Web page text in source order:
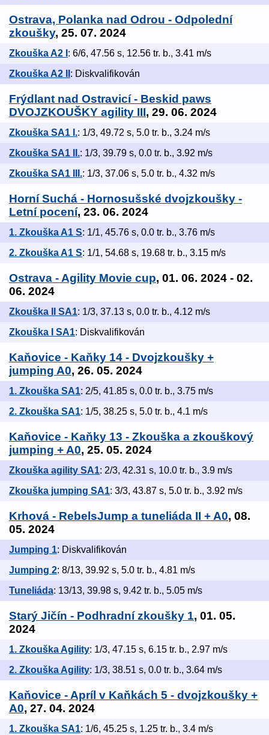
Ostrava, Polanka nad Odrou - Odpolední
zkoušky, 25. 07. 2024
Zkouška A2 I : 6/6, 47.56 s, 12.56 tr. b., 3.41 m/s
Zkouška A2 II : Diskvalifikován
Frýdlant nad Ostravicí - Beskid paws
DVOJZKOUŠKY agility III, 29. 06. 2024
Zkouška SA1 I.: 1/3, 49.72 s, 5.0 tr. b., 3.24 m/s
Zkouška SA1 II.: 1/3, 39.79 s, 0.0 tr. b., 3.92 m/s
Zkouška SA1 III.: 1/3, 37.06 s, 5.0 tr. b., 4.32 m/s
Horní Suchá - Hornosušské dvojzkoušky -
Letní pocení, 23. 06. 2024
1. Zkouška A1 S: 1/1, 45.76 s, 0.0 tr. b., 3.76 m/s
2. Zkouška A1 S: 1/1, 54.68 s, 19.68 tr. b., 3.15 m/s
Ostrava - Agility Movie cup, 01. 06. 2024 - 02.
06. 2024
Zkouška II SA1: 1/3, 37.13 s, 0.0 tr. b., 4.12 m/s
Zkouška I SA1: Diskvalifikován
Kaňovice - Kaňky 14 - Dvojzkoušky +
jumping A0, 26. 05. 2024
1. Zkouška SA1: 2/5, 41.85 s, 0.0 tr. b., 3.75 m/s
2. Zkouška SA1: 1/5, 38.25 s, 5.0 tr. b., 4.1 m/s
Kaňovice - Kaňky 13 - Zkouška a zkouškový
jumping + A0, 25. 05. 2024
Zkouška agility SA1: 2/3, 42.31 s, 10.0 tr. b., 3.9 m/s
Zkouška jumping SA1: 3/3, 43.87 s, 5.0 tr. b., 3.92 m/s
Krhová - RebelsJump a tuneliáda II + A0, 08.
05. 2024
Jumping 1: Diskvalifikován
Jumping 2: 8/13, 39.92 s, 5.0 tr. b., 4.81 m/s
Tuneliáda: 13/13, 39.98 s, 9.42 tr. b., 5.05 m/s
Starý Jičín - Podhradní zkoušky 1, 01. 05.
2024
1. Zkouška Agility: 1/3, 47.15 s, 6.15 tr. b., 2.97 m/s
2. Zkouška Agility: 1/3, 38.51 s, 0.0 tr. b., 3.64 m/s
Kaňovice - Apríl v Kaňkách 5 - dvojzkoušky +
A0, 27. 04. 2024
1. Zkouška SA1: 1/6, 45.25 s, 1.25 tr. b., 3.4 m/s